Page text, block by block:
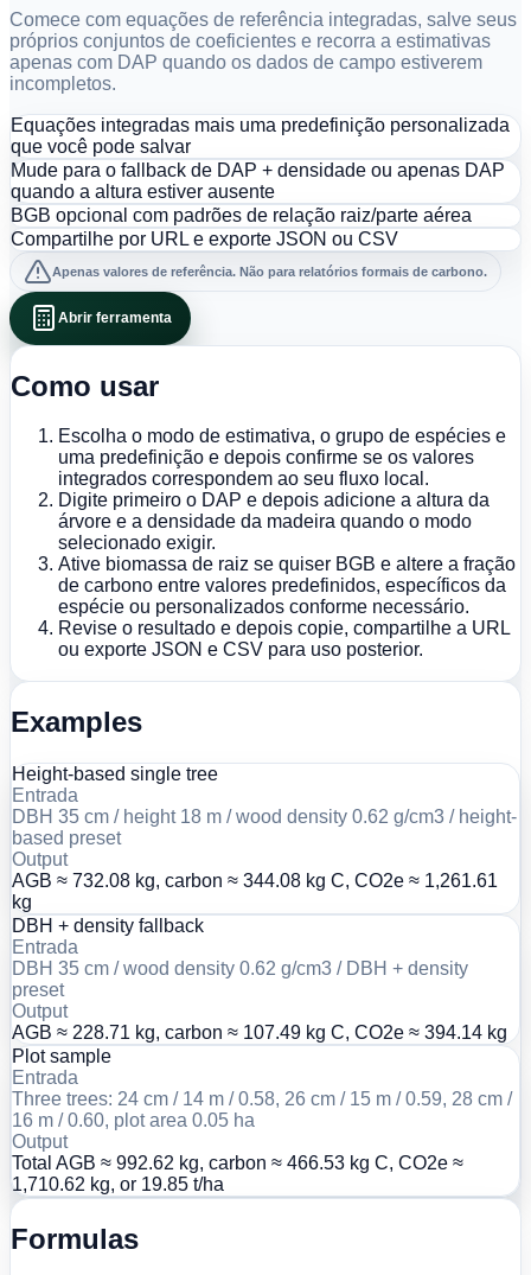
Comece com equações de referência integradas, salve seus
próprios conjuntos de coeficientes e recorra a estimativas
apenas com DAP quando os dados de campo estiverem
incompletos.
Equações integradas mais uma predefinição personalizada
que você pode salvar
Mude para o fallback de DAP + densidade ou apenas DAP
quando a altura estiver ausente
BGB opcional com padrões de relação raiz/parte aérea
Compartilhe por URL e exporte JSON ou CSV
Apenas valores de referência. Não para relatórios formais de carbono.
Abrir ferramenta
Como usar
Escolha o modo de estimativa, o grupo de espécies e
uma predefinição e depois confirme se os valores
integrados correspondem ao seu fluxo local.
Digite primeiro o DAP e depois adicione a altura da
árvore e a densidade da madeira quando o modo
selecionado exigir.
Ative biomassa de raiz se quiser BGB e altere a fração
de carbono entre valores predefinidos, específicos da
espécie ou personalizados conforme necessário.
Revise o resultado e depois copie, compartilhe a URL
ou exporte JSON e CSV para uso posterior.
Examples
Height-based single tree
Entrada
DBH 35 cm / height 18 m / wood density 0.62 g/cm3 / height-
based preset
Output
AGB ≈ 732.08 kg, carbon ≈ 344.08 kg C, CO2e ≈ 1,261.61
kg
DBH + density fallback
Entrada
DBH 35 cm / wood density 0.62 g/cm3 / DBH + density
preset
Output
AGB ≈ 228.71 kg, carbon ≈ 107.49 kg C, CO2e ≈ 394.14 kg
Plot sample
Entrada
Three trees: 24 cm / 14 m / 0.58, 26 cm / 15 m / 0.59, 28 cm /
16 m / 0.60, plot area 0.05 ha
Output
Total AGB ≈ 992.62 kg, carbon ≈ 466.53 kg C, CO2e ≈
1,710.62 kg, or 19.85 t/ha
Formulas